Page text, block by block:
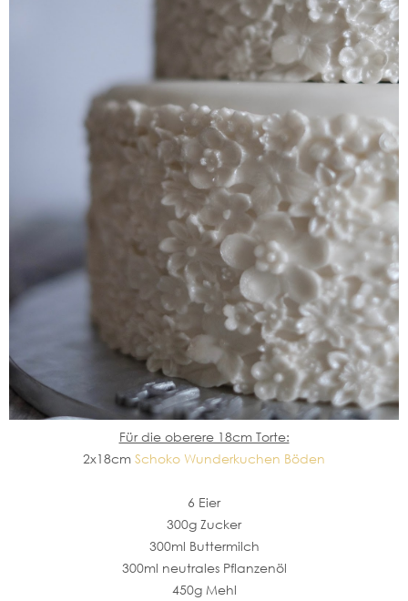
Für die oberere 18cm Torte:
2x18cm Schoko Wunderkuchen Böden
6 Eier
300g Zucker
300ml Buttermilch
300ml neutrales Pflanzenöl
450g Mehl